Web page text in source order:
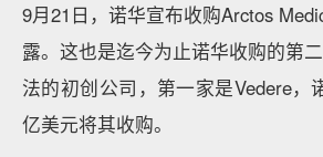
9月21日，诺华宣布收购Arctos
露。这也是迄今为止诺华收购的第
法的初创公司，第一家是Vedere，
亿美元将其收购。